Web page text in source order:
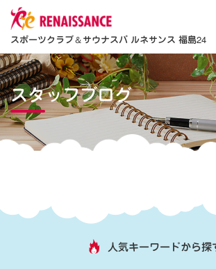
スポーツクラブ＆サウナスパ ルネサンス 福島24
スタッフブログ
人気キーワードから探